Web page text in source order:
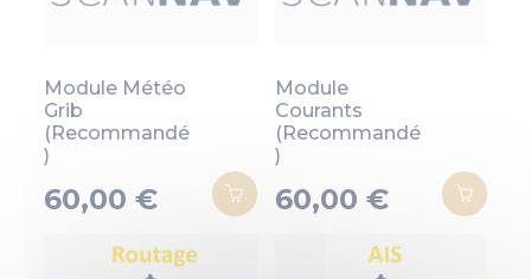
Module Météo
Grib
(Recommandé
)
60,00 €
Module
Courants
(Recommandé
)
60,00 €